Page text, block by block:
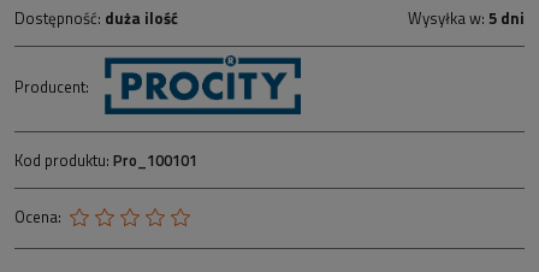
Dostępność: duża ilość Wysyłka w: 5 dni
Producent:
Kod produktu: Pro_100101
Ocena: